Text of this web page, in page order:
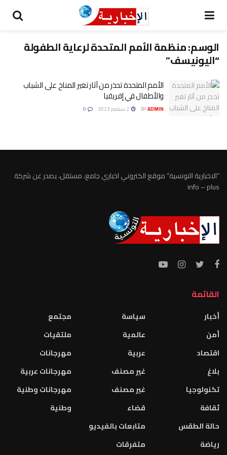
الوسم:منظمة الأمم المتحدة لرعاية الطفولة
“اليونيسف”
الأمم المتحدة تحذر من آثار تغير المناخ على الشباب
والأطفال في إفريقيا
BYADMIN
“الاخبارية التونسية” موقع الكتروني اخباري جامع، مستقل، يصدر عن شركة
info – plus
القائمة
أخبار
أمن
اقتصاد
بلاغ
تكنولوجيا
ثقافة
حالة الطقس
رياضة
سياسة
عالمية
عربية
غير مصنف
غير مصنف
قضاء
متابعات بالفيديو
متفرقات
مجتمع
ملتقيات
مهرجانات
مهرجانات عربية
مهرجانات وطنية
وطنية